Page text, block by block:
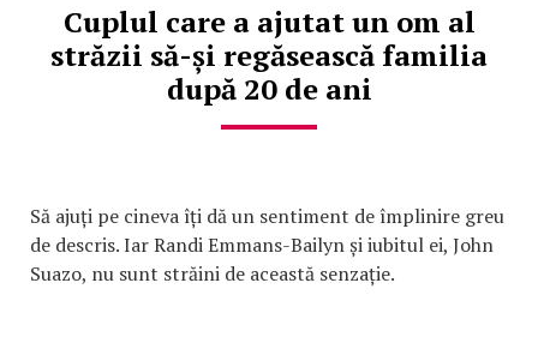
Cuplul care a ajutat un om al
străzii să-și regăsească familia
după 20 de ani
Să ajuți pe cineva îți dă un sentiment de împlinire greu
de descris. Iar Randi Emmans-Bailyn și iubitul ei, John
Suazo, nu sunt străini de această senzație.